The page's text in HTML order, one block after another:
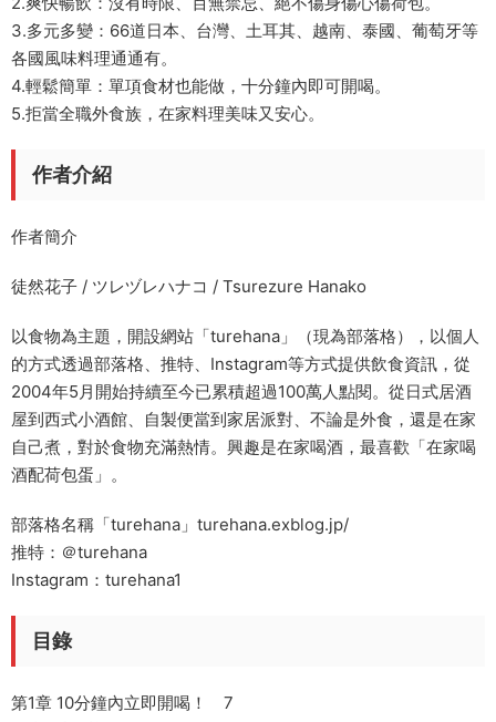
3.多元多變：66道日本、台灣、土耳其、越南、泰國、葡萄牙等
各國風味料理通通有。
4.輕鬆簡單：單項食材也能做，十分鐘內即可開喝。
5.拒當全職外食族，在家料理美味又安心。
作者介紹
作者簡介
徒然花子 / ツレヅレハナコ / Tsurezure Hanako
以食物為主題，開設網站「turehana」（現為部落格），以個人
的方式透過部落格、推特、Instagram等方式提供飲食資訊，從
2004年5月開始持續至今已累積超過100萬人點閱。從日式居酒
屋到西式小酒館、自製便當到家居派對、不論是外食，還是在家
自己煮，對於食物充滿熱情。興趣是在家喝酒，最喜歡「在家喝
酒配荷包蛋」。
部落格名稱「turehana」turehana.exblog.jp/
推特：＠turehana
Instagram：turehana1
目錄
第1章 10分鐘內立即開喝！ 7